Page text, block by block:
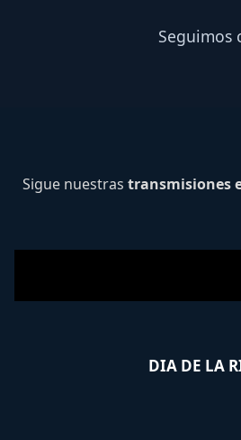
Seguimos
Sigue nuestras transmisiones
DIA DE LA